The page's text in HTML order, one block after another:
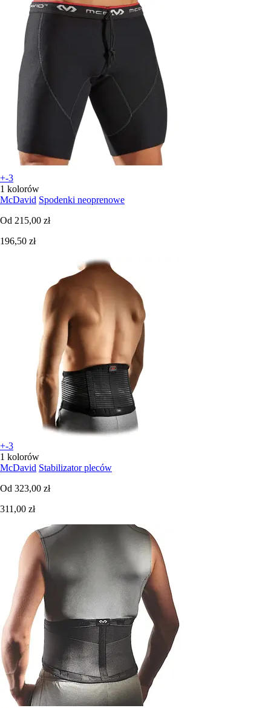
+-3
1 kolorów
McDavid Spodenki neoprenowe
Od 215,00 zł
196,50 zł
+-3
1 kolorów
McDavid Stabilizator pleców
Od 323,00 zł
311,00 zł